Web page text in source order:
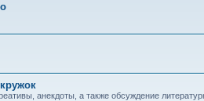
анекдоты, а также обсуждение